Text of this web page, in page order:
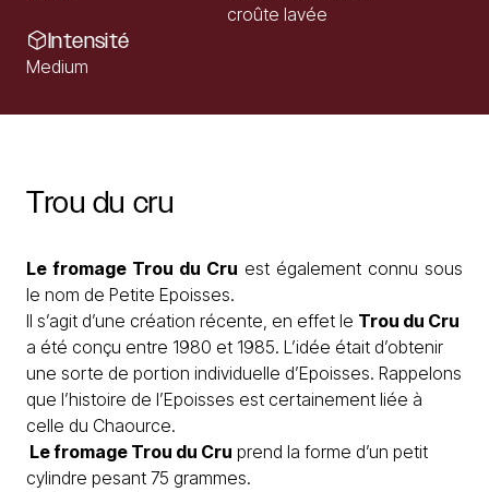
croûte lavée
Intensité
Medium
Trou du cru
Le fromage Trou du Cru est également connu sous
le nom de Petite Epoisses.
Il s’agit d’une création récente, en effet le Trou du Cru
a été conçu entre 1980 et 1985. L’idée était d’obtenir
une sorte de portion individuelle d’Epoisses. Rappelons
que l’histoire de l’Epoisses est certainement liée à
celle du Chaource.
Le fromage Trou du Cru prend la forme d’un petit
cylindre pesant 75 grammes.